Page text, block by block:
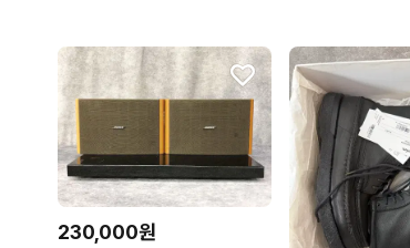
230,000원